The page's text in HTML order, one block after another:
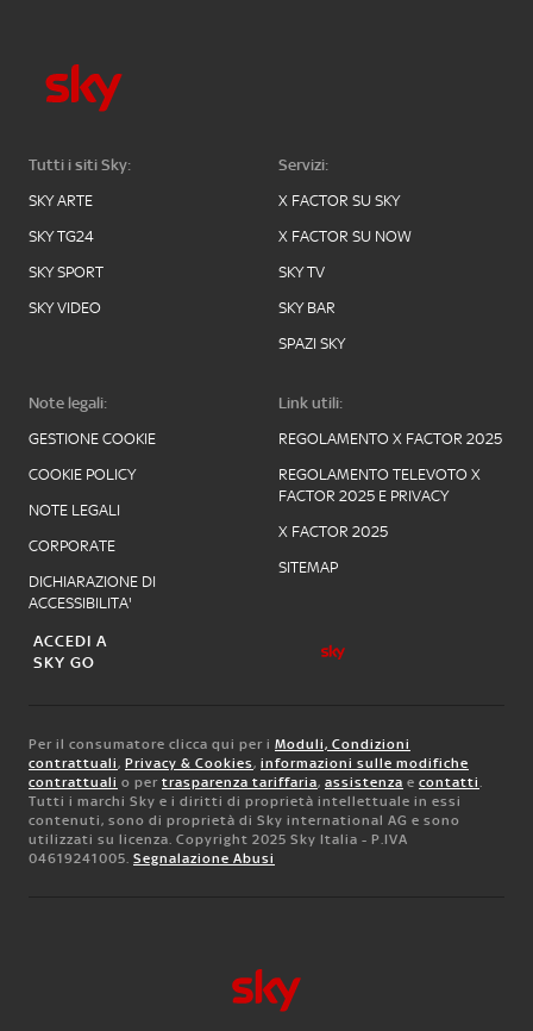
Tutti i siti Sky:
SKY ARTE
SKY TG24
SKY SPORT
SKY VIDEO
Servizi:
X FACTOR SU SKY
X FACTOR SU NOW
SKY TV
SKY BAR
SPAZI SKY
Note legali:
GESTIONE COOKIE
COOKIE POLICY
NOTE LEGALI
CORPORATE
DICHIARAZIONE DI
ACCESSIBILITA'
Link utili:
REGOLAMENTO X FACTOR 2025
REGOLAMENTO TELEVOTO X
FACTOR 2025 E PRIVACY
X FACTOR 2025
SITEMAP
ACCEDI A
SKY GO
Per il consumatore clicca qui per i Moduli, Condizioni
contrattuali, Privacy & Cookies, informazioni sulle modifiche
contrattuali o per trasparenza tariffaria, assistenza e contatti.
Tutti i marchi Sky e i diritti di proprietà intellettuale in essi
contenuti, sono di proprietà di Sky international AG e sono
utilizzati su licenza. Copyright 2025 Sky Italia - P.IVA
04619241005. Segnalazione Abusi